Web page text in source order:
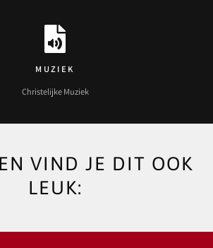
MUZIEK
Christelijke Muziek
VIND JE DIT OOK
LEUK: